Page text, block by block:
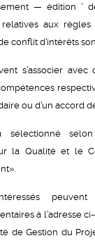
— édition ’
aux
conflit d’intérêts
s’associer avec
ou d’un accord
sélectionné
la Qualité et le
à l’adresse
de Gestion du